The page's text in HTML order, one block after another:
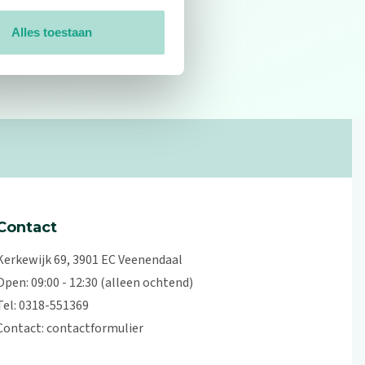
Alles toestaan
69, 3901 EC Veenendaal
09:00 - 12:30 (alleen ochtend)
0318-551369
contactformulier